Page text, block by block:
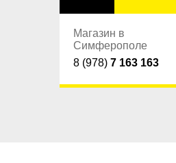
Магазин в
Симферополе
8 (978) 7 163 163